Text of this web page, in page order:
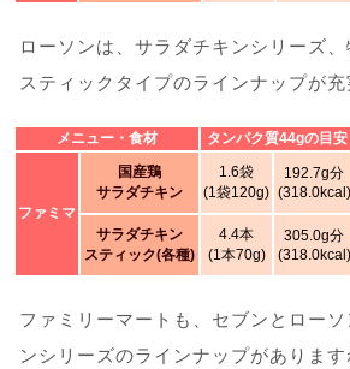
ローソンは、サラダチキンシリーズ
スティックタイプのラインナップが充
メニュー・食材 タンパク質44gの目安
ファミマ
国産鶏
サラダチキン
1.6袋
(1袋120g)
192.7g分
(318.0kcal)
サラダチキン
スティック(各種)
4.4本
(1本70g)
305.0g分
(318.0kcal)
ファミリーマートも、セブンとロー
ンシリーズのラインナップがあります